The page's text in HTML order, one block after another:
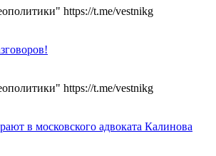
https://t.me/vestnikg
https://t.me/vestnikg
в московского адвоката Калинова